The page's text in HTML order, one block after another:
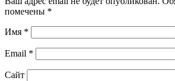
помечены *
Имя *
Email *
Сайт